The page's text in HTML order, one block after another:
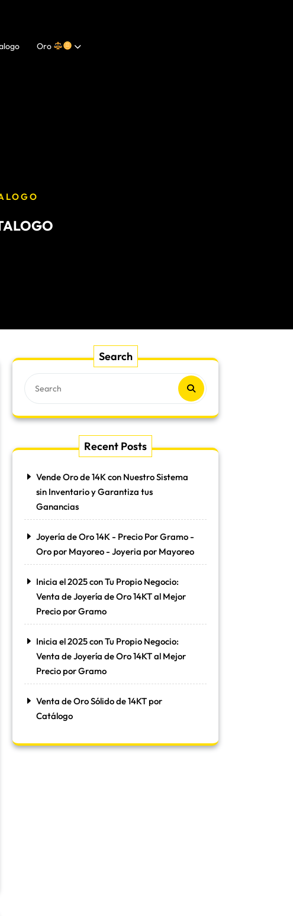
Oro
Search
Recent Posts
Vende Oro de 14K con Nuestro Sistema
sin Inventario y Garantiza tus
Ganancias
Joyería de Oro 14K - Precio Por Gramo -
Oro por Mayoreo - Joyeria por Mayoreo
Inicia el 2025 con Tu Propio Negocio:
Venta de Joyería de Oro 14KT al Mejor
Precio por Gramo
Inicia el 2025 con Tu Propio Negocio:
Venta de Joyería de Oro 14KT al Mejor
Precio por Gramo
Venta de Oro Sólido de 14KT por
Catálogo